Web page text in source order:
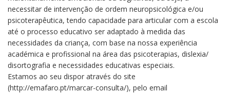
necessitar de intervenção de ordem neuropsicológica e/ou
psicoterapêutica, tendo capacidade para articular com a escola
até o processo educativo ser adaptado à medida das
necessidades da criança, com base na nossa experiência
académica e profissional na área das psicoterapias, dislexia/
disortografia e necessidades educativas especiais.
Estamos ao seu dispor através do site
(http://emafaro.pt/marcar-consulta/), pelo email